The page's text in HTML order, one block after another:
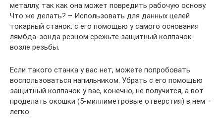
металлу, так как она может повредить рабочую основу.
Что же делать? – Использовать для данных целей
токарный станок: с его помощью у самого основания
лямбда-зонда резцом срежьте защитный колпачок
возле резьбы.
Если такого станка у вас нет, можете попробовать
воспользоваться напильником. Убрать с его помощью
защитный колпачок у вас, конечно, не получится, а вот
проделать окошки (5-миллиметровые отверстия) в нем –
легко.